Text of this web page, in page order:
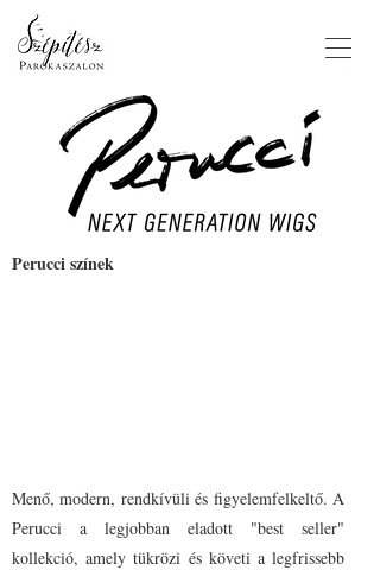
Perucci színek
Menő, modern, rendkívüli és figyelemfelkeltő. A
Perucci a legjobban eladott "best seller"
kollekció, amely tükrözi és követi a legfrissebb